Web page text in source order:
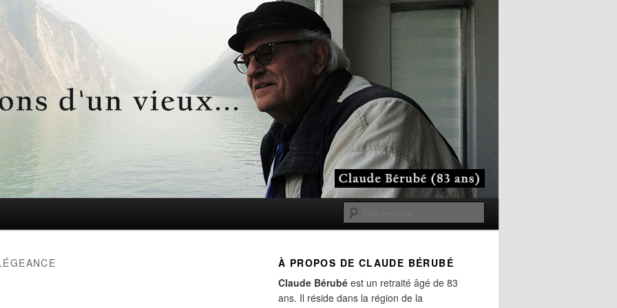
vieux…
À PROPOS DE CLAUDE BÉRUBÉ
Claude Bérubé est un retraité âgé de 83
ans. Il réside dans la région de la